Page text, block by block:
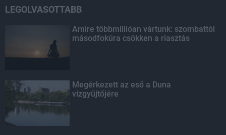
LEGOLVASOTTABB
Amire többmillióan vártunk: szombattól
másodfokúra csökken a riasztás
Megérkezett az eső a Duna
vízgyűjtőjére